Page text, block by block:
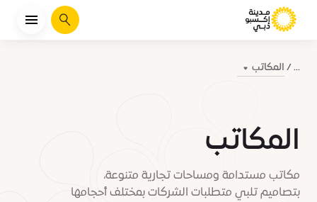
يبحث
... المكاتب
المكاتب
مكاتب مستدامة ومساحات تجارية متنوعة،
بتصاميم تلبي متطلبات الشركات بمختلف أحجامها